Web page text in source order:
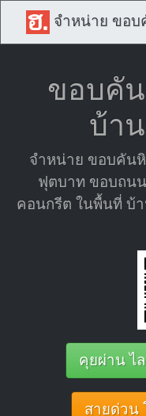
จำหน่าย ขอบ
ขอบคัน
บ้า
จำหน่าย ขอบคันหิ
ฟุตบาท ขอบถน
คอนกรีต ในพื้นที่ บ้
คุยผ่าน ไ
สายด่วน